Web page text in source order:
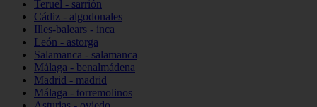
Teruel - sarrión
Cádiz - algodonales
Illes-balears - inca
León - astorga
Salamanca - salamanca
Málaga - benalmádena
Madrid - madrid
Málaga - torremolinos